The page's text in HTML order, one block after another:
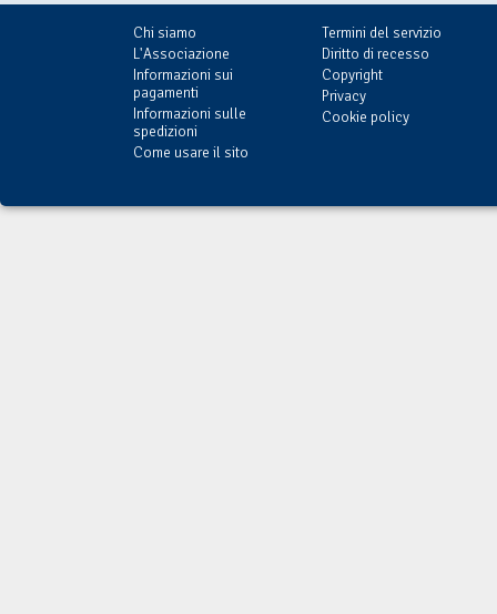
Chi siamo
L'Associazione
Informazioni sui
pagamenti
Informazioni sulle
spedizioni
Come usare il sito
Termini del servizio
Diritto di recesso
Copyright
Privacy
Cookie policy